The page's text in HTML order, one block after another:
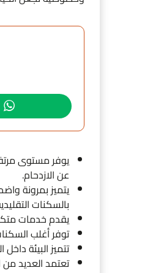
يوفر مستوى
عن الازدحام.
يتميز بمرونة
بالسكنات
يقدم خدمات
توفر أغلب
تتميز البيئة
تعتمد العديد